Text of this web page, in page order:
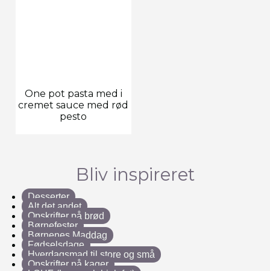
One pot pasta med i
cremet sauce med rød
pesto
Bliv inspireret
Desserter
Alt det andet
Opskrifter på brød
Børnefester
Børnenes Maddag
Fødselsdage
Hverdagsmad til store og små
Opskrifter på kager